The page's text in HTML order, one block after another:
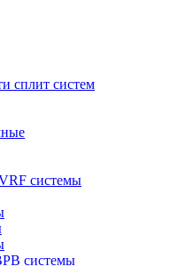
сплит систем
системы
системы